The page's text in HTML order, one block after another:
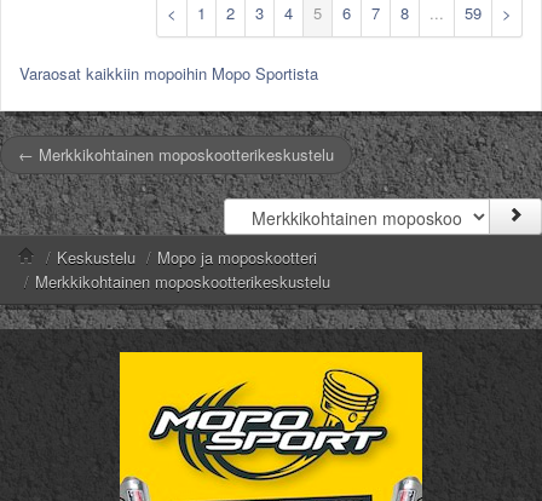
< 1 2 3 4 5 6 7 8 ... 59 >
Varaosat kaikkiin mopoihin Mopo Sportista
← Merkkikohtainen moposkootterikeskustelu
/ Keskustelu / Mopo ja moposkootteri
/ Merkkikohtainen moposkootterikeskustelu